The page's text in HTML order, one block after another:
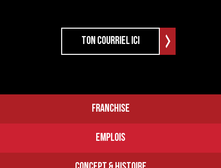
FRANCHISE
EMPLOIS